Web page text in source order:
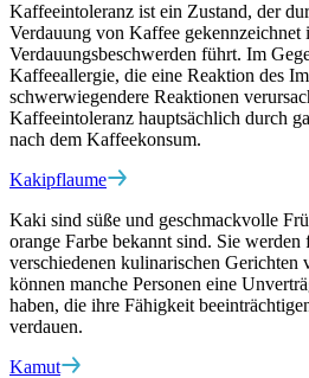
Kaffeeintoleranz ist ein Zustand, der
Verdauung von Kaffee gekennzeichnet
Verdauungsbeschwerden führt. Im
Kaffeeallergie, die eine Reaktion des
schwerwiegendere Reaktionen
Kaffeeintoleranz hauptsächlich durch
nach dem Kaffeekonsum.
Kakipflaume
Kaki sind süße und geschmackvolle
orange Farbe bekannt sind. Sie werden
verschiedenen kulinarischen Gerichten
können manche Personen eine
haben, die ihre Fähigkeit
verdauen.
Kamut